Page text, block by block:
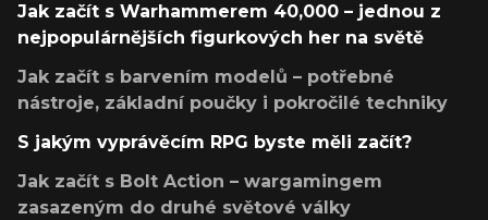
Jak začít s Warhammerem 40,000 – jednou z
nejpopulárnějších figurkových her na světě
Jak začít s barvením modelů – potřebné
nástroje, základní poučky i pokročilé techniky
S jakým vyprávěcím RPG byste měli začít?
Jak začít s Bolt Action – wargamingem
zasazeným do druhé světové války